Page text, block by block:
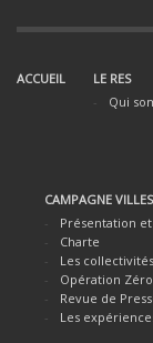
ACCUEIL
LE RES
Qui
CAMPAGNE
Présentation
Charte
Les
Opération
Revue de
Les